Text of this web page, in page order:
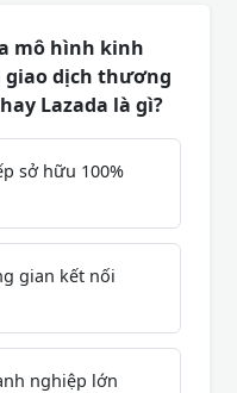
mô hình kinh
giao dịch thương
Lazada là gì?
sở hữu 100%
gian kết nối
nghiệp lớn